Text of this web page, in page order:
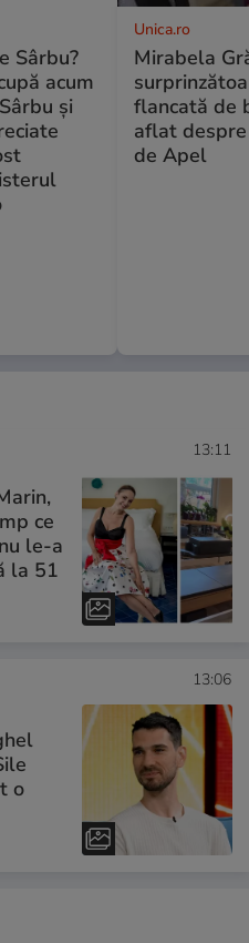
Sârbu?
acum
și
Unica.ro
Mirabela
flancată de
aflat
de Apel
13:11
ce
le-a
la 51
13:06
o